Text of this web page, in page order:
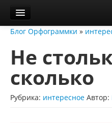
Орфограммка
Библиотека
Блог
О нас
Блог Орфограммки »
Не
сколько
Рубрика: интересное Автор: